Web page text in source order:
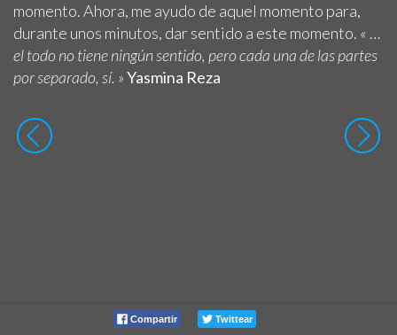
momento. Ahora, me ayudo de aquel momento para,
durante unos minutos, dar sentido a este momento. « …
el todo no tiene ningún sentido, pero cada una de las partes
por separado, sí. »Yasmina Reza
Compartir Twittear